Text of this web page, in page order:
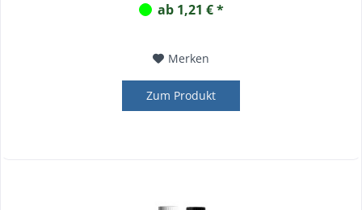
ab 1,21 € *
Merken
Zum Produkt